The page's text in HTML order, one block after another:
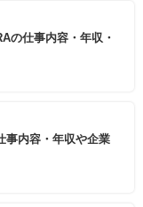
の仕事内容・年収・
事内容・年収や企業